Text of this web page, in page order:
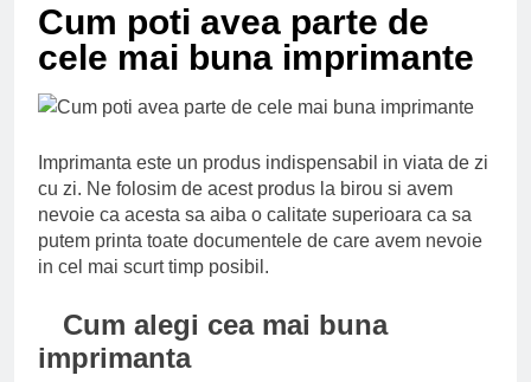
Donald Trump
6 Ani Ago
Earthing sau
beneficiile contactului
cu Pamantul
6 Ani Ago
iertam?
6 Ani Ago
Cum poti avea parte de
cele mai buna imprimante
Imprimanta este un produs indispensabil in viata de zi
cu zi. Ne folosim de acest produs la birou si avem
nevoie ca acesta sa aiba o calitate superioara ca sa
putem printa toate documentele de care avem nevoie
in cel mai scurt timp posibil.
Cum alegi cea mai buna
imprimanta